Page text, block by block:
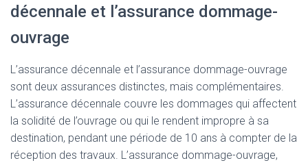
décennale et l’assurance dommage-
ouvrage
L’assurance décennale et l’assurance dommage-ouvrage
sont deux assurances distinctes, mais complémentaires.
L’assurance décennale couvre les dommages qui affectent
la solidité de l’ouvrage ou qui le rendent impropre à sa
destination, pendant une période de 10 ans à compter de la
réception des travaux. L’assurance dommage-ouvrage,